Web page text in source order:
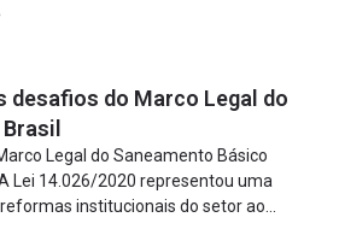
a suposta “fraude à licitação” é
desafios do Marco Legal do
Brasil
Legal do Saneamento Básico
Lei 14.026/2020 representou uma
institucionais do setor ao